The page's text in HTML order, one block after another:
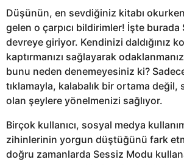
Düşünün, en sevdiğiniz kitabı
gelen o çarpıcı bildirimler! İşte burada
devreye giriyor. Kendinizi daldığınız
kaptırmanızı sağlayarak
bunu neden denemeyesiniz ki?
tıklamayla, kalabalık bir ortama değil,
olan şeylere yönelmenizi sağlıyor.
Birçok kullanıcı, sosyal medya
zihinlerinin yorgun düştüğünü fark
doğru zamanlarda Sessiz Modu